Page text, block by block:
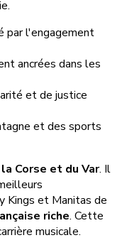
par l'engagement
ancrées dans les
et de justice
et des sports
la Corse et du Var. Il
Kings et Manitas de
riche. Cette
musicale.